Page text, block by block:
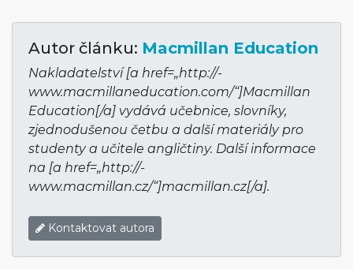
Autor článku: Macmillan Education
Nakladatelství [a href=„http://­
www.macmillane­ducation.com/“]Mac­millan
Education[/a] vydává učebnice, slovníky,
zjednodušenou četbu a další materiály pro
studenty a učitele angličtiny. Další informace
na [a href=„http://­
www.macmillan­.cz/“]macmillan­.cz[/a].
Kontaktovat autora